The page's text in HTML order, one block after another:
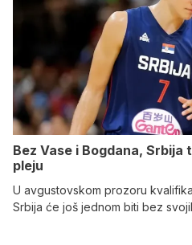
Bez Vase i Bogdana, Srbija
pleju
U avgustovskom prozoru
Srbija će još jednom biti bez